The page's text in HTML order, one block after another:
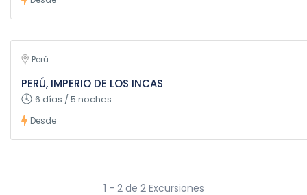
Perú
PERÚ, IMPERIO DE LOS INCAS
6 días / 5 noches
Desde
1 - 2 de 2 Excursiones